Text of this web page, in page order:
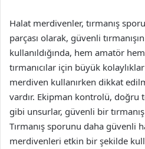
Halat merdivenler, tırmanış
parçası olarak, güvenli
kullanıldığında, hem amatör
tırmanıcılar için büyük
merdiven kullanırken dikkat
vardır. Ekipman kontrolü,
gibi unsurlar, güvenli bir
Tırmanış sporunu daha güvenli
merdivenleri etkin bir şekilde